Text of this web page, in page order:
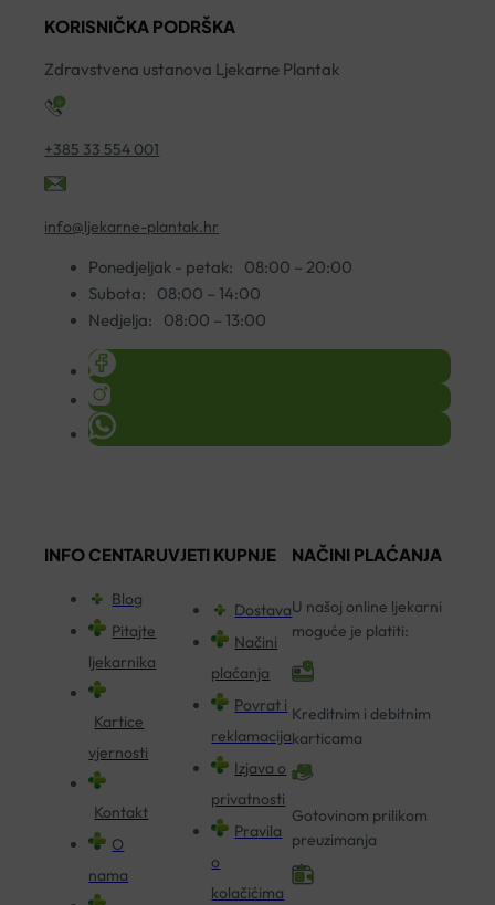
KORISNIČKA PODRŠKA
Zdravstvena ustanova Ljekarne Plantak
+385 33 554 001
info@ljekarne-plantak.hr
Ponedjeljak - petak:
08:00 – 20:00
Subota:
08:00 – 14:00
Nedjelja:
08:00 – 13:00
INFO CENTAR
Blog
Pitajte
ljekarnika
Kartice
vjernosti
Kontakt
O
nama
UVJETI KUPNJE
Dostava
Načini
plaćanja
Povrat i
reklamacija
Izjava o
privatnosti
Pravila
o
kolačićima
NAČINI PLAĆANJA
U našoj online ljekarni
moguće je platiti:
Kreditnim i debitnim
karticama
Gotovinom prilikom
preuzimanja